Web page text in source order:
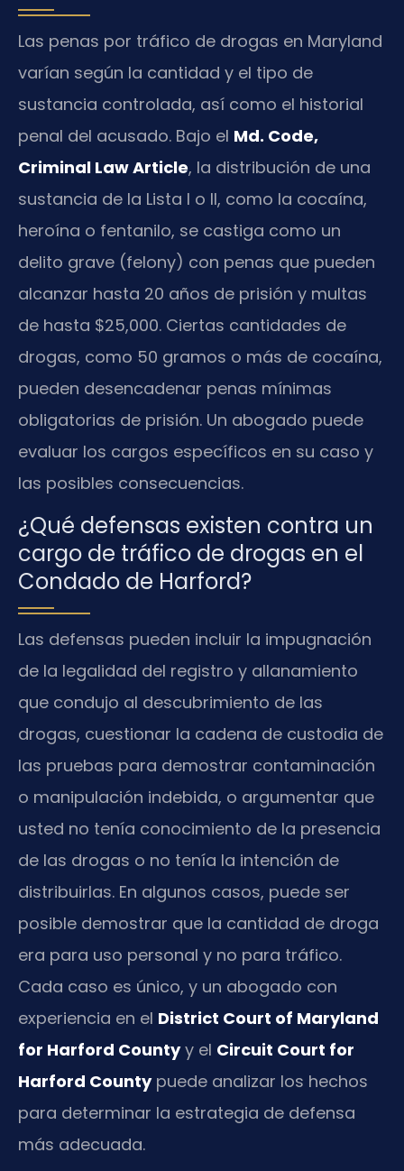
Las penas por tráfico de drogas en Maryland
varían según la cantidad y el tipo de
sustancia controlada, así como el historial
penal del acusado. Bajo el Md. Code,
Criminal Law Article, la distribución de una
sustancia de la Lista I o II, como la cocaína,
heroína o fentanilo, se castiga como un
delito grave (felony) con penas que pueden
alcanzar hasta 20 años de prisión y multas
de hasta $25,000. Ciertas cantidades de
drogas, como 50 gramos o más de cocaína,
pueden desencadenar penas mínimas
obligatorias de prisión. Un abogado puede
evaluar los cargos específicos en su caso y
las posibles consecuencias.
¿Qué defensas existen contra un
cargo de tráfico de drogas en el
Condado de Harford?
Las defensas pueden incluir la impugnación
de la legalidad del registro y allanamiento
que condujo al descubrimiento de las
drogas, cuestionar la cadena de custodia de
las pruebas para demostrar contaminación
o manipulación indebida, o argumentar que
usted no tenía conocimiento de la presencia
de las drogas o no tenía la intención de
distribuirlas. En algunos casos, puede ser
posible demostrar que la cantidad de droga
era para uso personal y no para tráfico.
Cada caso es único, y un abogado con
experiencia en el District Court of Maryland
for Harford Countyy el Circuit Court for
Harford Countypuede analizar los hechos
para determinar la estrategia de defensa
más adecuada.